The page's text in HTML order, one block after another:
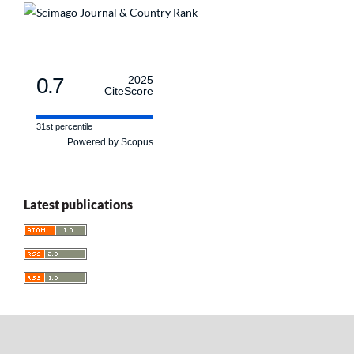
0.7
2025
CiteScore
31st percentile
Powered by Scopus
Latest publications